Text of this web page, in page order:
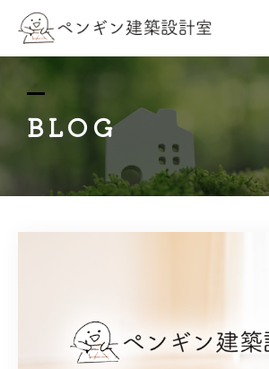
BLOG
ABOUT US
FLOW&PRICE
WORKS